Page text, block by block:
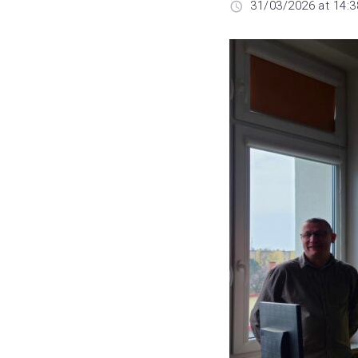
31/03/2026 at